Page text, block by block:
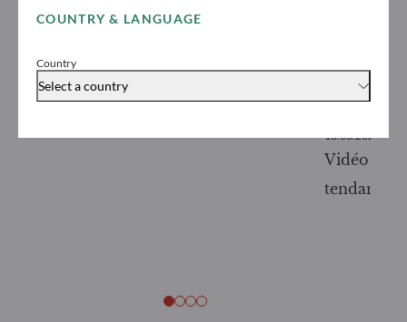
COUNTRY & LANGUAGE
Country
Select a country
18.03.2025
Vidéo
tendances